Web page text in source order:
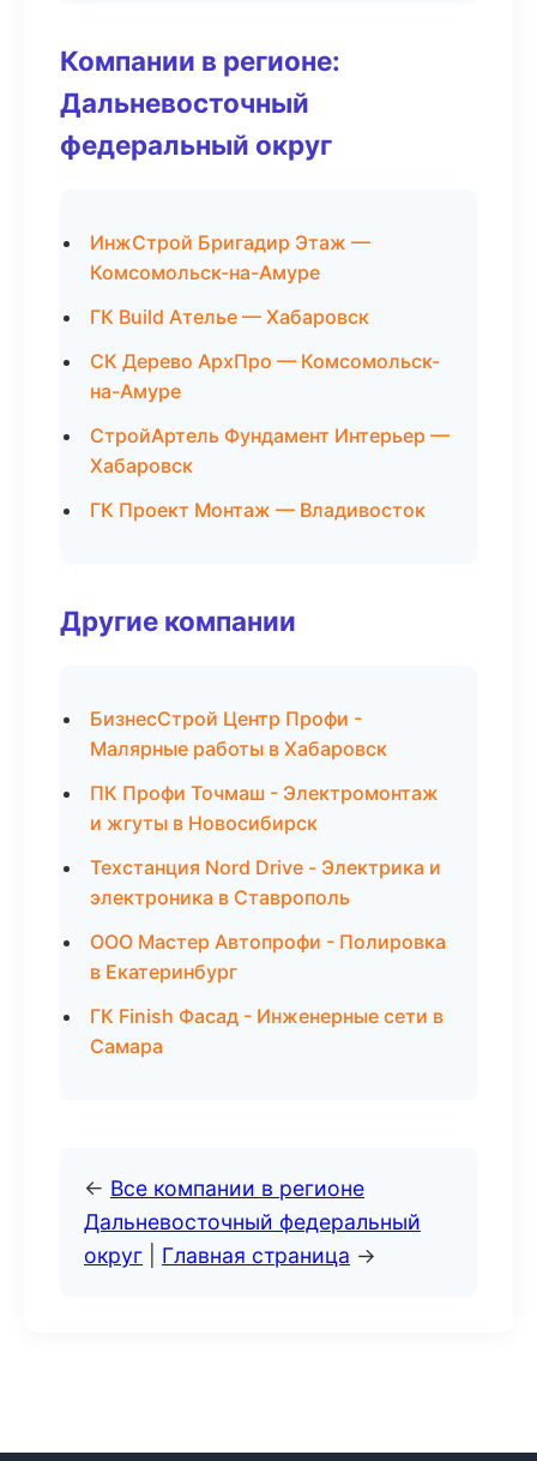
Компании в регионе:
Дальневосточный
федеральный округ
ИнжСтрой Бригадир Этаж —
Комсомольск-на-Амуре
ГК Build Ателье — Хабаровск
СК Дерево АрхПро — Комсомольск-
на-Амуре
СтройАртель Фундамент Интерьер —
Хабаровск
ГК Проект Монтаж — Владивосток
Другие компании
БизнесСтрой Центр Профи -
Малярные работы в Хабаровск
ПК Профи Точмаш - Электромонтаж
и жгуты в Новосибирск
Техстанция Nord Drive - Электрика и
электроника в Ставрополь
ООО Мастер Автопрофи - Полировка
в Екатеринбург
ГК Finish Фасад - Инженерные сети в
Самара
← Все компании в регионе
Дальневосточный федеральный
округ
Главная страница →